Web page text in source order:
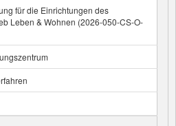
für die Einrichtungen des
Leben & Wohnen (2026-050-CS-O-